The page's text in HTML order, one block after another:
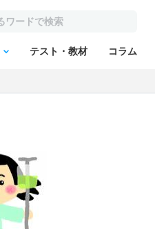
テスト・教材 コラム